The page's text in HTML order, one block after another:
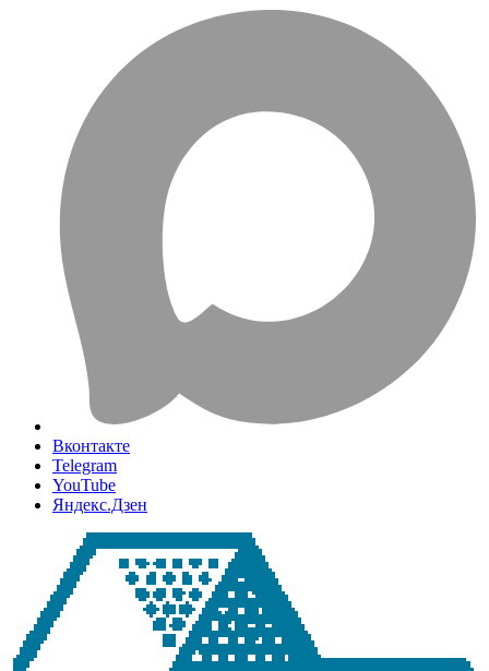
Вконтакте
Telegram
YouTube
Яндекс.Дзен